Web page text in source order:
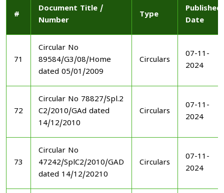
#
Document Title /
Number
Type
Published
Date
71
Circular No
89584/G3/08/Home
dated 05/01/2009
Circulars
07-11-
2024
72
Circular No 78827/Spl.2
C2/2010/GAd dated
14/12/2010
Circulars
07-11-
2024
73
Circular No
47242/SplC2/2010/GAD
dated 14/12/20210
Circulars
07-11-
2024